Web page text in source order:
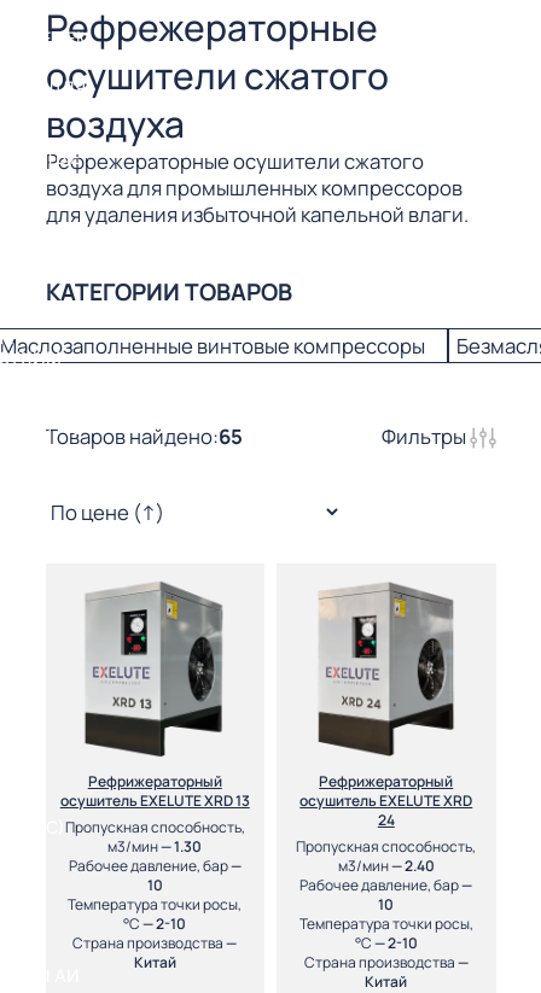
Рефрежераторные
осушители сжатого
воздуха
Рефрежераторные осушители сжатого
воздуха для промышленных компрессоров
для удаления избыточной капельной влаги.
КАТЕГОРИИ ТОВАРОВ
Маслозаполненные винтовые компрессоры
Товаров найдено:65 Фильтры
Рефрижераторный
осушитель EXELUTE XRD 13
Пропускная способность,
м3/мин— 1.30
Рабочее давление, бар—
10
Температура точки росы,
°С— 2-10
Страна производства—
Китай
Рефрижераторный
осушитель EXELUTE XRD
24
Пропускная способность,
м3/мин— 2.40
Рабочее давление, бар—
10
Температура точки росы,
°С— 2-10
Страна производства—
Китай
ДЛЯ
(3-40